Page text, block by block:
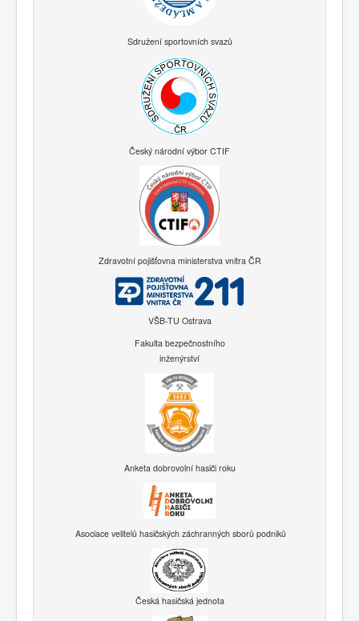
Sdružení sportovních svazů
Český národní výbor CTIF
Zdravotní pojišťovna ministerstva vnitra ČR
VŠB-TU Ostrava
Fakulta bezpečnostního
inženýrství
Anketa dobrovolní hasiči roku
Asociace velitelů hasičských záchranných sborů podniků
Česká hasičská jednota